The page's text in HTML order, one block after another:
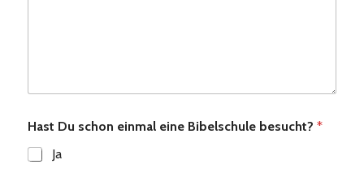
Hast Du schon einmal eine Bibelschule besucht? *
Ja